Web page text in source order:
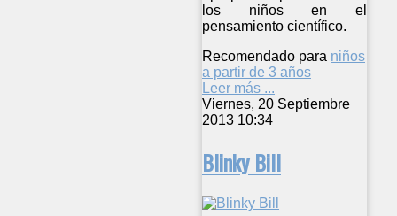
los niños en el
pensamiento científico.
Recomendado para niños
a partir de 3 años
Leer más ...
Viernes, 20 Septiembre
2013 10:34
Blinky Bill